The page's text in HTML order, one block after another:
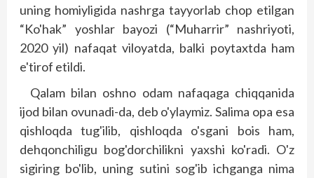
uning homiyligida nashrga tayyorlab chop etilgan
“Ko'hak” yoshlar bayozi (“Muharrir” nashriyoti,
2020 yil) nafaqat viloyatda, balki poytaxtda ham
e'tirof etildi.
Qalam bilan oshno odam nafaqaga chiqqanida
ijod bilan ovunadi-da, deb o'ylaymiz. Salima opa esa
qishloqda tug'ilib, qishloqda o'sgani bois ham,
dehqonchiligu bog'dorchilikni yaxshi ko'radi. O'z
sigiring bo'lib, uning sutini sog'ib ichganga nima